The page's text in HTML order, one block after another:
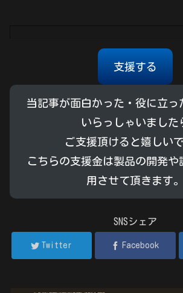
支援する
当記事が面白かった・役に立っ
いらっしゃいました
ご支援頂けると嬉しいで
こちらの支援金は製品の開発や
用させて頂きます。
SNSシェア
Twitter Facebook